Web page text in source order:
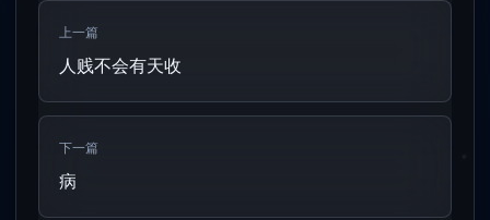
上一篇
人贱不会有天收
下一篇
病